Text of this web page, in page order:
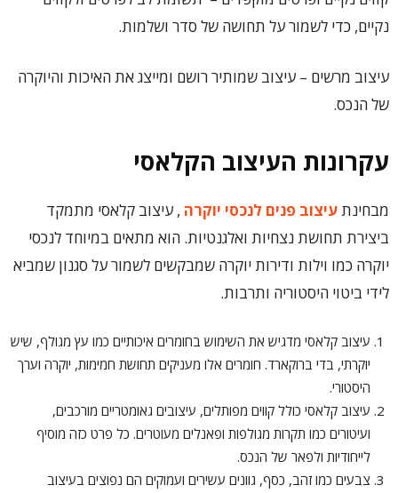
נקיים, כדי לשמור על תחושה של סדר ושלמות.
עיצוב מרשים – עיצוב שמותיר רושם ומייצג את האיכות והיוקרה
של הנכס.
עקרונות העיצוב הקלאסי
מבחינתעיצוב פנים לנכסי יוקרה , עיצוב קלאסי מתמקד
ביצירת תחושת נצחיות ואלגנטיות. הוא מתאים במיוחד לנכסי
יוקרה כמו וילות ודירות יוקרה שמבקשים לשמור על סגנון שמביא
לידי ביטוי היסטוריה ותרבות.
עיצוב קלאסי מדגיש את השימוש בחומרים איכותיים כמו עץ מגולף, שיש
יוקרתי, בדי ברוקארד. חומרים אלו מעניקים תחושת חמימות, יוקרה וערך
היסטורי.
עיצוב קלאסי כולל קווים מפותלים, עיצובים גאומטריים מורכבים,
ועיטורים כמו תקרות מגולפות ופאנלים מעוטרים. כל פרט כזה מוסיף
לייחודיות ולפאר של הנכס.
צבעים כמו זהב, כסף, גוונים עשירים ועמוקים הם נפוצים בעיצוב